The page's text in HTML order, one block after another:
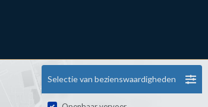
Selectie van bezienswaardigheden